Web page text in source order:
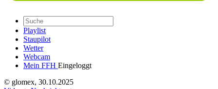
Playlist
Staupilot
Wetter
Webcam
Mein FFH Eingeloggt
© glomex, 30.10.2025